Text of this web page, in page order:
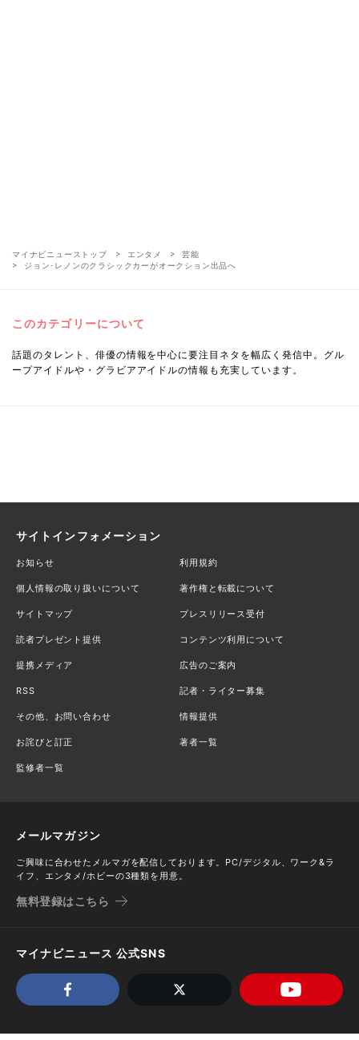
マイナビニューストップ エンタメ
芸能
ジョン･レノンのクラシックカーがオークション出品へ
このカテゴリーについて
話題のタレント、俳優の情報を中心に要注目ネタを幅広く発信中。グル
ープアイドルや・グラビアアイドルの情報も充実しています。
サイトインフォメーション
お知らせ 利用規約
個人情報の取り扱いについて 著作権と転載について
サイトマップ プレスリリース受付
読者プレゼント提供 コンテンツ利用について
提携メディア 広告のご案内
RSS 記者・ライター募集
その他、お問い合わせ 情報提供
お詫びと訂正 著者一覧
監修者一覧
メールマガジン
ご興味に合わせたメルマガを配信しております。PC/デジタル、ワーク&ラ
イフ、エンタメ/ホビーの3種類を用意。
無料登録はこちら
マイナビニュース 公式SNS